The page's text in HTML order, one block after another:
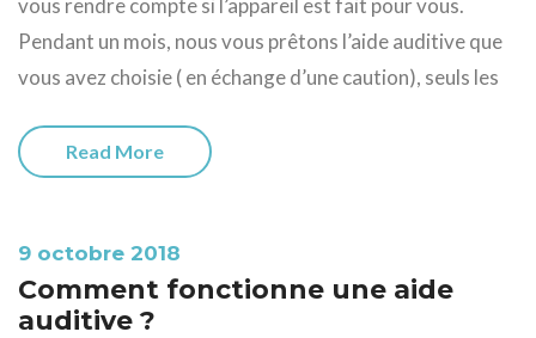
vous rendre compte si l’appareil est fait pour vous.
Pendant un mois, nous vous prêtons l’aide auditive que
vous avez choisie ( en échange d’une caution), seuls les
Read More
9 octobre 2018
Comment fonctionne une aide
auditive ?